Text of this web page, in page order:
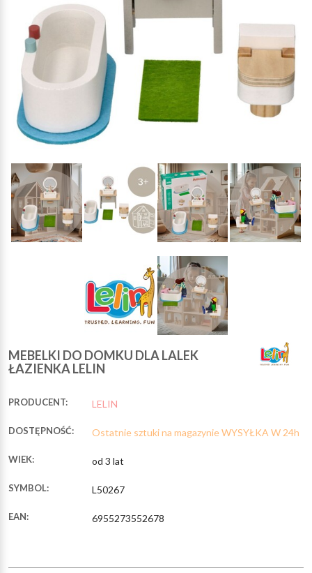
MEBELKI DO DOMKU DLA LALEK
ŁAZIENKA LELIN
PRODUCENT: LELIN
DOSTĘPNOŚĆ: Ostatnie sztuki na magazynie WYSYŁKA W 24h
WIEK: od 3 lat
SYMBOL: L50267
EAN: 6955273552678